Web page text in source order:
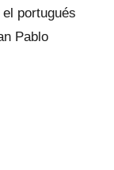
portugués
Pablo